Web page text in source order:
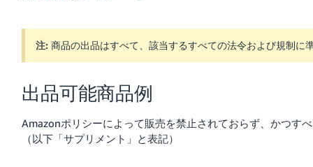
- ES
Italiano
- IT
注: 商品の出品はすべて、該当するすべての法令および規制に
出品可能商品例
Amazonポリシーによって販売を禁止されておらず、かつす
（以下「サプリメント」と表記）